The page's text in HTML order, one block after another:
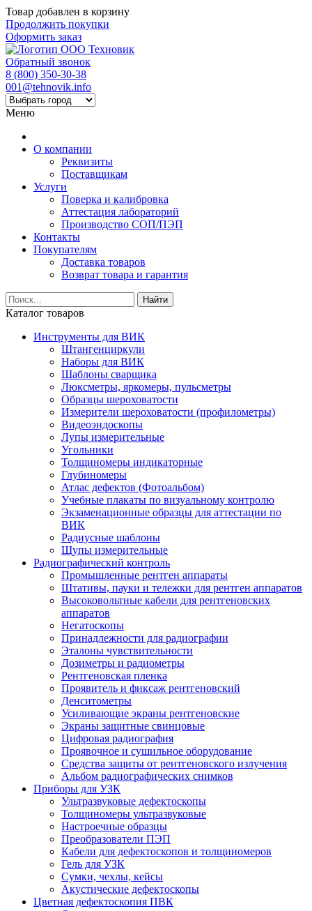
Товар добавлен в корзину
Продолжить покупки
Оформить заказ
Обратный звонок
8 (800) 350-30-38
001@tehnovik.info
Меню
О компании
Реквизиты
Поставщикам
Услуги
Поверка и калибровка
Аттестация лабораторий
Производство СОП/ПЭП
Контакты
Покупателям
Доставка товаров
Возврат товара и гарантия
Найти
Каталог товаров
Инструменты для ВИК
Штангенциркули
Наборы для ВИК
Шаблоны сварщика
Люксметры, яркомеры, пульсметры
Образцы шероховатости
Измерители шероховатости (профилометры)
Видеоэндоскопы
Лупы измерительные
Угольники
Толщиномеры индикаторные
Глубиномеры
Атлас дефектов (Фотоальбом)
Учебные плакаты по визуальному контролю
Экзаменационные образцы для аттестации по
ВИК
Радиусные шаблоны
Щупы измерительные
Радиографический контроль
Промышленные рентген аппараты
Штативы, пауки и тележки для рентген аппаратов
Высоковольтные кабели для рентгеновских
аппаратов
Негатоскопы
Принадлежности для радиографии
Эталоны чувствительности
Дозиметры и радиометры
Рентгеновская пленка
Проявитель и фиксаж рентгеновский
Денситометры
Усиливающие экраны рентгеновские
Экраны защитные свинцовые
Цифровая радиография
Проявочное и сушильное оборудование
Средства защиты от рентгеновского излучения
Альбом радиографических снимков
Приборы для УЗК
Ультразвуковые дефектоскопы
Толщиномеры ультразвуковые
Настроечные образцы
Преобразователи ПЭП
Кабели для дефектоскопов и толщиномеров
Гель для УЗК
Сумки, чехлы, кейсы
Акустические дефектоскопы
Цветная дефектоскопия ПВК